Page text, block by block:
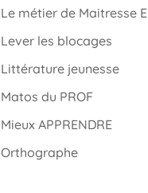
Le métier de Maitresse E
Lever les blocages
Littérature jeunesse
Matos du PROF
Mieux APPRENDRE
Orthographe